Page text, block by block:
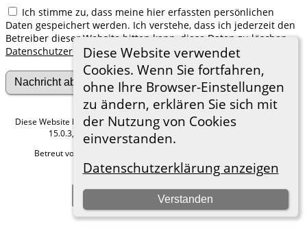
Diese Website verwendet
Cookies. Wenn Sie fortfahren,
ohne Ihre Browser-Einstellungen
zu ändern, erklären Sie sich mit
der Nutzung von Cookies
einverstanden.
Datenschutzerklärung anzeigen
Verstanden
Ich stimme zu, dass meine hier erfassten persönlichen
Daten gespeichert werden. Ich verstehe, dass ich jederzeit den
Betreiber dieser Website bitten kann, diese Daten zu löschen.
Datenschutzerklärung
Diese Website läuft mit The Next Generation of Genealogy Sitebuilding
15.0.3, programmiert von Darrin Lythgoe © 2001-2026.
Betreut von
Hier geht es zum Impressum
Zur Desktop-Webseite wechseln